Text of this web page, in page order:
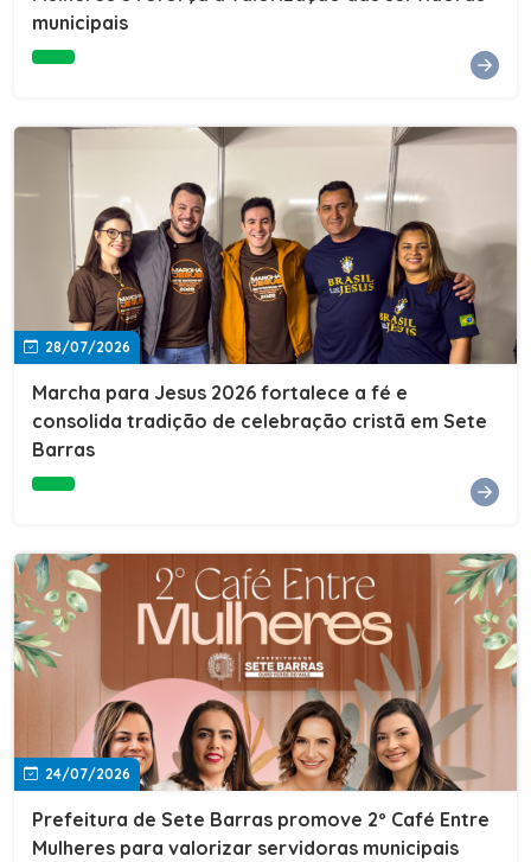
Cultura, Esporte e Lazer, Paulo Thomas, prestigiou os
compromisso da nossa gestão com a inclusão,
oferecendo a jovens e adultos a oportunidade de
concluir seus estudos e construir um futuro melhor.
Cada certificado entregue simboliza esforço,
determinação e a certeza de que investir em educação
é investir no desenvolvimento de Sete Barras."A
Prefeitura de Sete Barras também agradeceu ao SESI,
parceiro fundamental na retomada e ampliação da
Educação de Jovens e Adultos, aos professores, à
equipe da Secretaria Municipal de Educação e a todos
os profissionais que contribuíram para que esse
importante projeto voltasse a transformar a vida de
municipais
28/07/2026
Marcha para Jesus 2026 fortalece a fé e
consolida tradição de celebração cristã em Sete
Barras
24/07/2026
Prefeitura de Sete Barras promove 2º Café Entre
Mulheres para valorizar servidoras municipais